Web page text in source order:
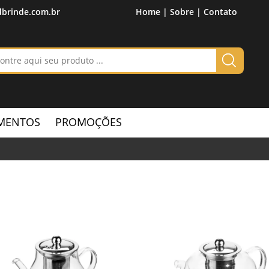
Home | Sobre | Contato
PROMOÇÕES